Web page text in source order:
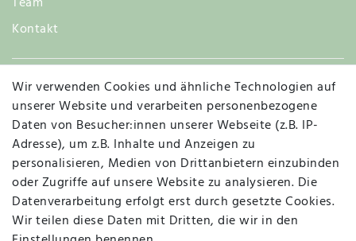
Kontakt
Widerruf
Vertrag widerrufen Kontakt
MAPALI VOR ORT
Wir verwenden Cookies und ähnliche Technologien auf
unserer Website und verarbeiten personenbezogene
Daten von Besucher:innen unserer Webseite (z.B. IP-
Adresse), um z.B. Inhalte und Anzeigen zu
personalisieren, Medien von Drittanbietern einzubinden
oder Zugriffe auf unsere Website zu analysieren. Die
Datenverarbeitung erfolgt erst durch gesetzte Cookies.
Wir teilen diese Daten mit Dritten, die wir in den